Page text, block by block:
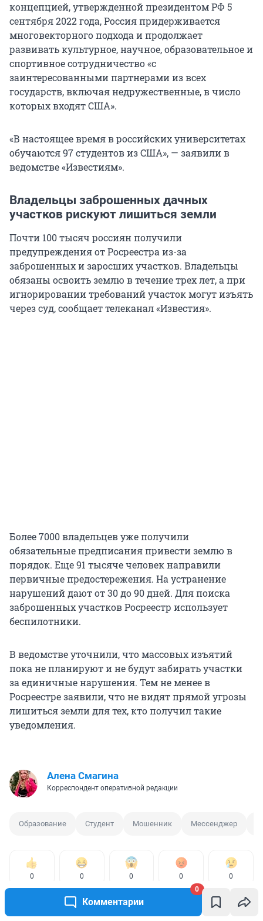
Комментарии
0
концепцией, утвержденной президентом РФ 5
сентября 2022 года, Россия придерживается
многовекторного подхода и продолжает
развивать культурное, научное, образовательное и
спортивное сотрудничество «с
заинтересованными партнерами из всех
государств, включая недружественные, в число
которых входят США».
«В настоящее время в российских университетах
обучаются 97 студентов из США», — заявили в
ведомстве «Известиям».
Владельцы заброшенных дачных
участков рискуют лишиться земли
Почти 100 тысяч россиян получили
предупреждения от Росреестра из-за
заброшенных и заросших участков. Владельцы
обязаны освоить землю в течение трех лет, а при
игнорировании требований участок могут изъять
через суд, сообщает телеканал «Известия».
Более 7000 владельцев уже получили
обязательные предписания привести землю в
порядок. Еще 91 тысяче человек направили
первичные предостережения. На устранение
нарушений дают от 30 до 90 дней. Для поиска
заброшенных участков Росреестр использует
беспилотники.
В ведомстве уточнили, что массовых изъятий
пока не планируют и не будут забирать участки
за единичные нарушения. Тем не менее в
Росреестре заявили, что не видят прямой угрозы
лишиться земли для тех, кто получил такие
уведомления.
Алена Смагина
Корреспондент оперативной редакции
Образование Студент Мошенник Мессенджер
0 0 0 0 0